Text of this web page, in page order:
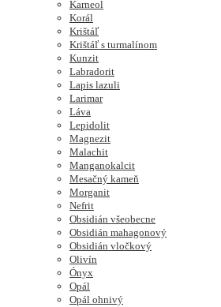
Karneol
Korál
Krištáľ
Krištáľ s turmalínom
Kunzit
Labradorit
Lapis lazuli
Larimar
Láva
Lepidolit
Magnezit
Malachit
Manganokalcit
Mesačný kameň
Morganit
Nefrit
Obsidián všeobecne
Obsidián mahagonový
Obsidián vločkový
Olivín
Ónyx
Opál
Opál ohnivý